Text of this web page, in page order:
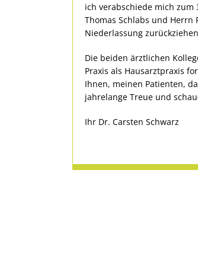
ich verabschiede mich zum
Thomas Schlabs und
Niederlassung
Die beiden ärztlichen
Praxis als Hausarztpraxis
Ihnen, meinen Patienten,
jahrelange Treue und
Ihr Dr. Carsten Schwarz